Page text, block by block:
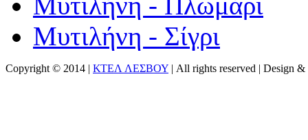
Μυτιλήνη - Σίγρι
Copyright © 2014 | ΚΤΕΛ ΛΕΣΒΟΥ | All rights reserved | Design &